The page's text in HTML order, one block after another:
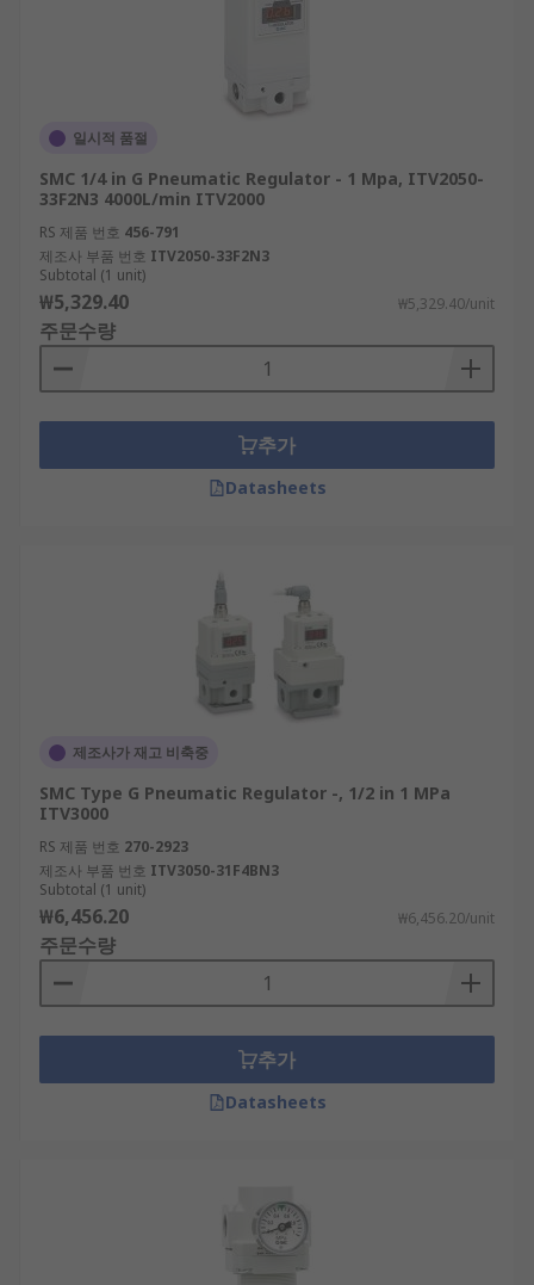
일시적 품절
SMC 1/4 in G Pneumatic Regulator - 1 Mpa, ITV2050-
33F2N3 4000L/min ITV2000
RS 제품 번호 456-791
제조사 부품 번호 ITV2050-33F2N3
Subtotal (1 unit)
₩5,329.40 ₩5,329.40/unit
주문수량
추가
Datasheets
제조사가 재고 비축중
SMC Type G Pneumatic Regulator -, 1/2 in 1 MPa
ITV3000
RS 제품 번호 270-2923
제조사 부품 번호 ITV3050-31F4BN3
Subtotal (1 unit)
₩6,456.20 ₩6,456.20/unit
주문수량
추가
Datasheets